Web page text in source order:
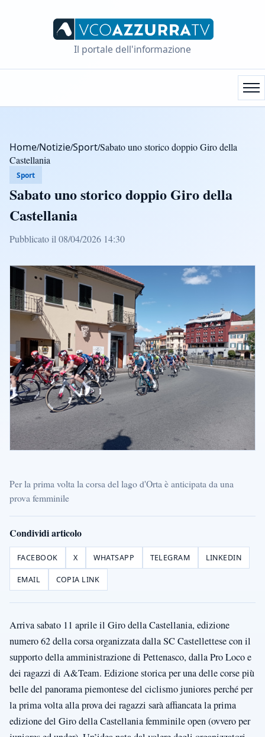
Il portale dell'informazione
Home/Notizie/Sport/Sabato uno storico doppio Giro della
Castellania
Sport
Sabato uno storico doppio Giro della
Castellania
Pubblicato il 08/04/2026 14:30
Per la prima volta la corsa del lago d'Orta è anticipata da una
prova femminile
Condividi articolo
FACEBOOK X WHATSAPP TELEGRAM LINKEDIN
EMAIL COPIA LINK
Arriva sabato 11 aprile il Giro della Castellania, edizione
numero 62 della corsa organizzata dalla SC Castellettese con il
supporto della amministrazione di Pettenasco, dalla Pro Loco e
dei ragazzi di A&Team. Edizione storica per una delle corse più
belle del panorama piemontese del ciclismo juniores perché per
la prima volta alla prova dei ragazzi sarà affiancata la prima
edizione del Giro della Castellania femminile open (ovvero per